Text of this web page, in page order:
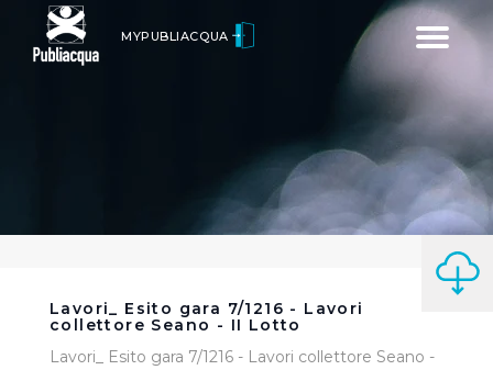
Toggle
MYPUBLIACQUA
Lavori_ Esito gara 7/1216 - Lavori
collettore Seano - II Lotto
Lavori_ Esito gara 7/1216 - Lavori collettore Seano -